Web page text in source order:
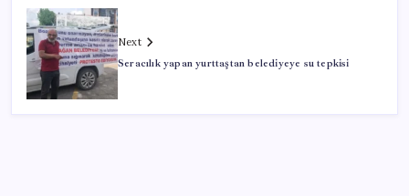
Next
Seracılık yapan yurttaştan belediyeye su tepkisi